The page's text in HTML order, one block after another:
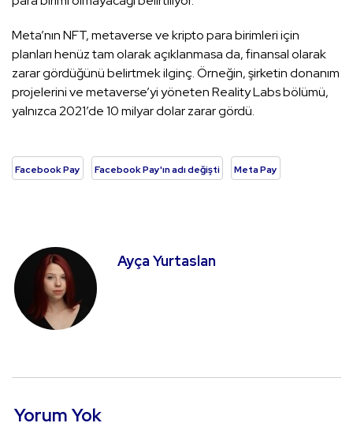
Meta’nın NFT, metaverse ve kripto para birimleri için
planları henüz tam olarak açıklanmasa da, finansal olarak
zarar gördüğünü belirtmek ilginç. Örneğin, şirketin donanım
projelerini ve metaverse’yi yöneten Reality Labs bölümü,
yalnızca 2021’de 10 milyar dolar zarar gördü.
Facebook Pay Facebook Pay'ın adı değişti Meta Pay
Ayça Yurtaslan
Yorum Yok